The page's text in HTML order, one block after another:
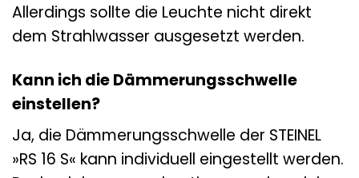
Allerdings sollte die Leuchte nicht direkt
dem Strahlwasser ausgesetzt werden.
Kann ich die Dämmerungsschwelle
einstellen?
Ja, die Dämmerungsschwelle der STEINEL
»RS 16 S« kann individuell eingestellt werden.